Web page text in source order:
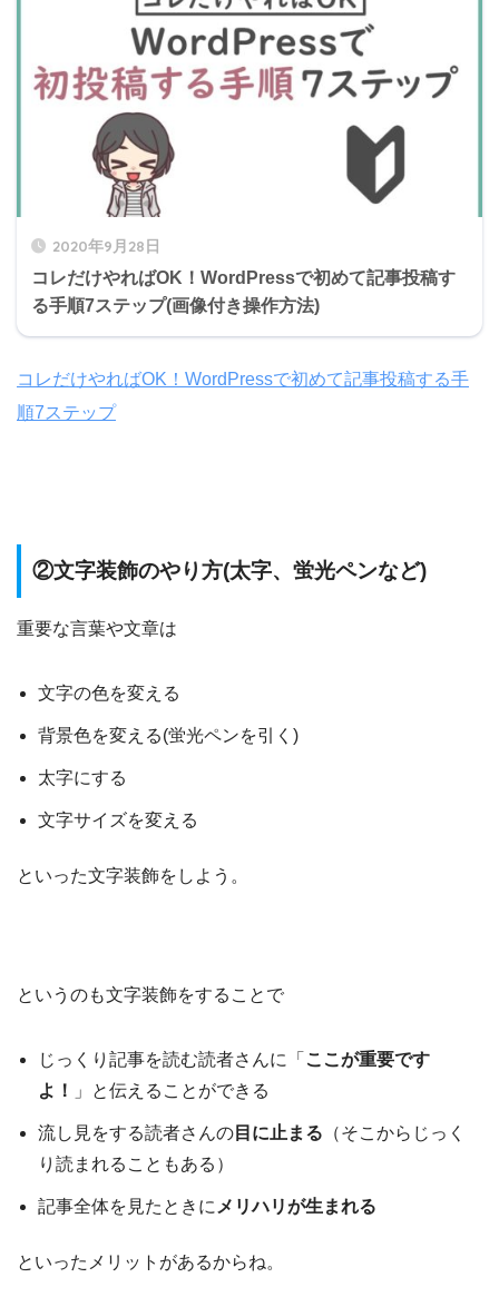
2020年9月28日
コレだけやればOK！WordPressで初めて記事投稿す
る手順7ステップ(画像付き操作方法)
コレだけやればOK！WordPressで初めて記事投稿する手
順7ステップ
②文字装飾のやり方(太字、蛍光ペンなど)
重要な言葉や文章は
文字の色を変える
背景色を変える(蛍光ペンを引く)
太字にする
文字サイズを変える
といった文字装飾をしよう。
というのも文字装飾をすることで
じっくり記事を読む読者さんに「 ここが重要です
よ！
」と伝えることができる
流し見をする読者さんの 目に止まる （そこからじっく
り読まれることもある）
記事全体を見たときに メリハリが生まれる
といったメリットがあるからね。